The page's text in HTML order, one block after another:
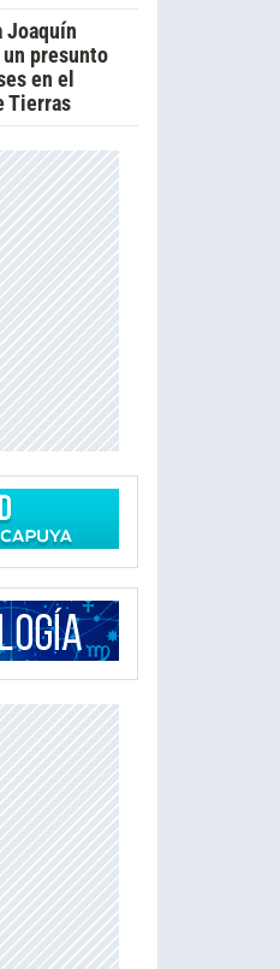
Joaquín
presunto
en el
Tierras